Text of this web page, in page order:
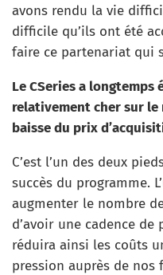
avons rendu la vie
difficile qu’ils ont été
faire ce partenariat qui
Le CSeries a
relativement cher sur
baisse du prix
C’est l’un des deux
succès du programme.
augmenter le nombre
d’avoir une cadence
réduira ainsi les coûts
pression auprès de